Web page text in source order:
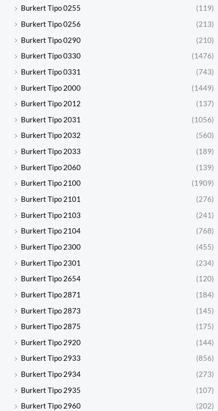
Burkert Tipo 0255
(119)
Burkert Tipo 0256
(213)
Burkert Tipo 0290
(210)
Burkert Tipo 0330
(1476)
Burkert Tipo 0331
(743)
Burkert Tipo 2000
(1449)
Burkert Tipo 2012
(137)
Burkert Tipo 2031
(1056)
Burkert Tipo 2032
(560)
Burkert Tipo 2033
(189)
Burkert Tipo 2060
(139)
Burkert Tipo 2100
(1909)
Burkert Tipo 2101
(276)
Burkert Tipo 2103
(241)
Burkert Tipo 2104
(768)
Burkert Tipo 2300
(455)
Burkert Tipo 2301
(234)
Burkert Tipo 2654
(120)
Burkert Tipo 2871
(184)
Burkert Tipo 2873
(145)
Burkert Tipo 2875
(175)
Burkert Tipo 2920
(144)
Burkert Tipo 2933
(856)
Burkert Tipo 2934
(273)
Burkert Tipo 2935
(107)
Burkert Tipo 2960
(202)